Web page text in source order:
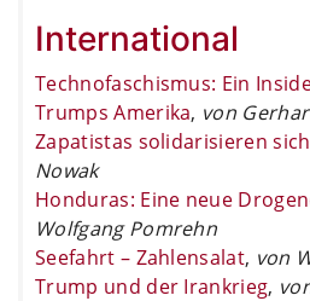
International
Technofaschismus: Ein
Trumps Amerika, von
Zapatistas solidarisieren
Nowak
Honduras: Eine neue
Wolfgang Pomrehn
Seefahrt – Zahlensalat, von
Trump und der Irankrieg,